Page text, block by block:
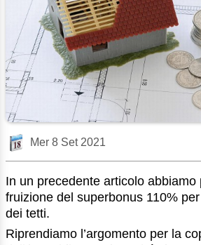
Mer 8 Set 2021
In un precedente articolo abbiamo
fruizione del superbonus 110%
dei tetti.
Riprendiamo l’argomento per la